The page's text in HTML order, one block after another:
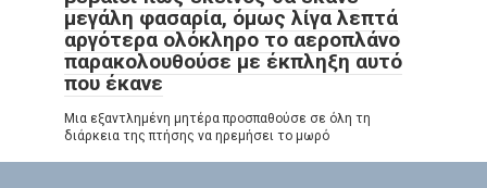
μεγάλη φασαρία, όμως λίγα λεπτά
αργότερα ολόκληρο το αεροπλάνο
παρακολουθούσε με έκπληξη αυτό
που έκανε
Μια εξαντλημένη μητέρα προσπαθούσε σε όλη τη
διάρκεια της πτήσης να ηρεμήσει το μωρό